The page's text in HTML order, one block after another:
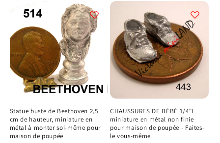
Statue buste de Beethoven 2,5
cm de hauteur, miniature en
métal à monter soi-même pour
maison de poupée
CHAUSSURES DE BÉBÉ 1/4"L
miniature en métal non finie
pour maison de poupée - Faites-
le vous-même